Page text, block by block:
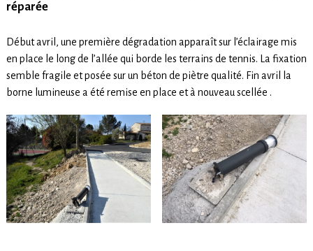
réparée
Début avril, une première dégradation apparaît sur l’éclairage mis
en place le long de l’allée qui borde les terrains de tennis. La fixation
semble fragile et posée sur un béton de piètre qualité. Fin avril la
borne lumineuse a été remise en place et à nouveau scellée .